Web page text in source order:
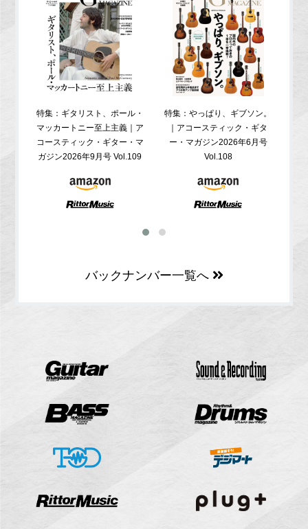
特集：ギタリスト、ポール・
マッカートニー至上主義｜ア
コースティック・ギター・マ
ガジン2026年9月号 Vol.109
特集：やっぱり、ギブソン。
｜アコースティック・ギタ
ー・マガジン2026年6月号
Vol.108
バックナンバー一覧へ